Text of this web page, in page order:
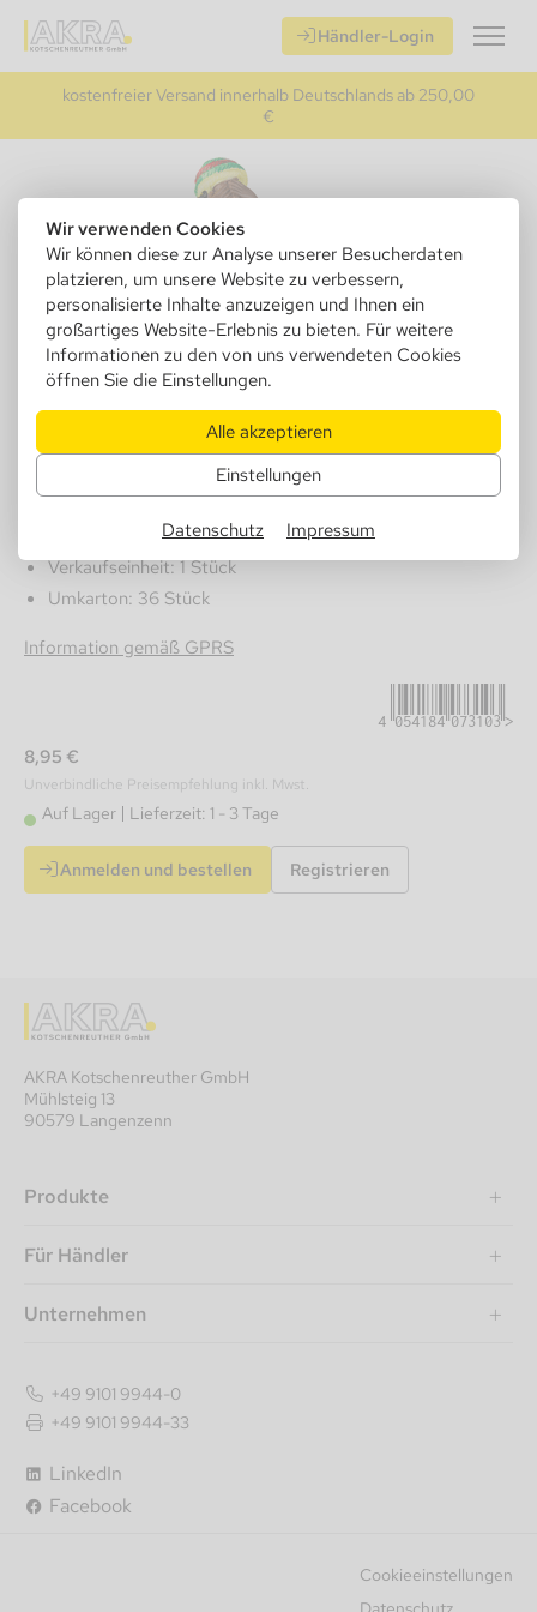
Wir verwenden Cookies
Wir können diese zur Analyse unserer Besucherdaten
platzieren, um unsere Website zu verbessern,
personalisierte Inhalte anzuzeigen und Ihnen ein
großartiges Website-Erlebnis zu bieten. Für weitere
Informationen zu den von uns verwendeten Cookies
öffnen Sie die Einstellungen.
Alle akzeptieren
Einstellungen
Datenschutz Impressum
Händler-Login
kostenfreier Versand innerhalb Deutschlands ab 250,00
€
Aschenbecher, Polyresin Rasta
sitzend mit Hanfblatt, 12x9x 10cm
Verkaufseinheit: 1 Stück
Umkarton: 36 Stück
Information gemäß GPRS
4054184073103
8,95 €
Unverbindliche Preisempfehlung inkl. Mwst.
Auf Lager Lieferzeit: 1 - 3 Tage
Anmelden und bestellen Registrieren
AKRA Kotschenreuther GmbH
Mühlsteig 13
90579 Langenzenn
Produkte
Für Händler
Unternehmen
LinkedIn
Facebook
+49 9101 9944-0
+49 9101 9944-33
Cookieeinstellungen